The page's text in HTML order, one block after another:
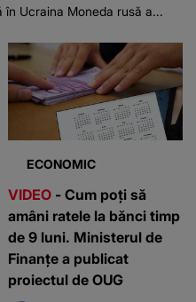
în Ucraina Moneda rusă a...
ECONOMIC
VIDEO - Cum poți să
amâni ratele la bănci timp
de 9 luni. Ministerul de
Finanțe a publicat
proiectul de OUG